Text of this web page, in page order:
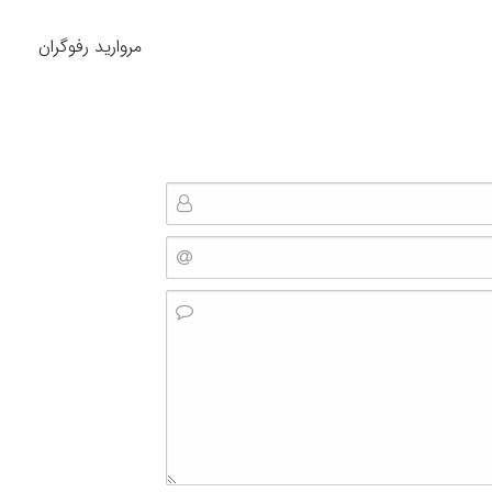
مروارید رفوگران